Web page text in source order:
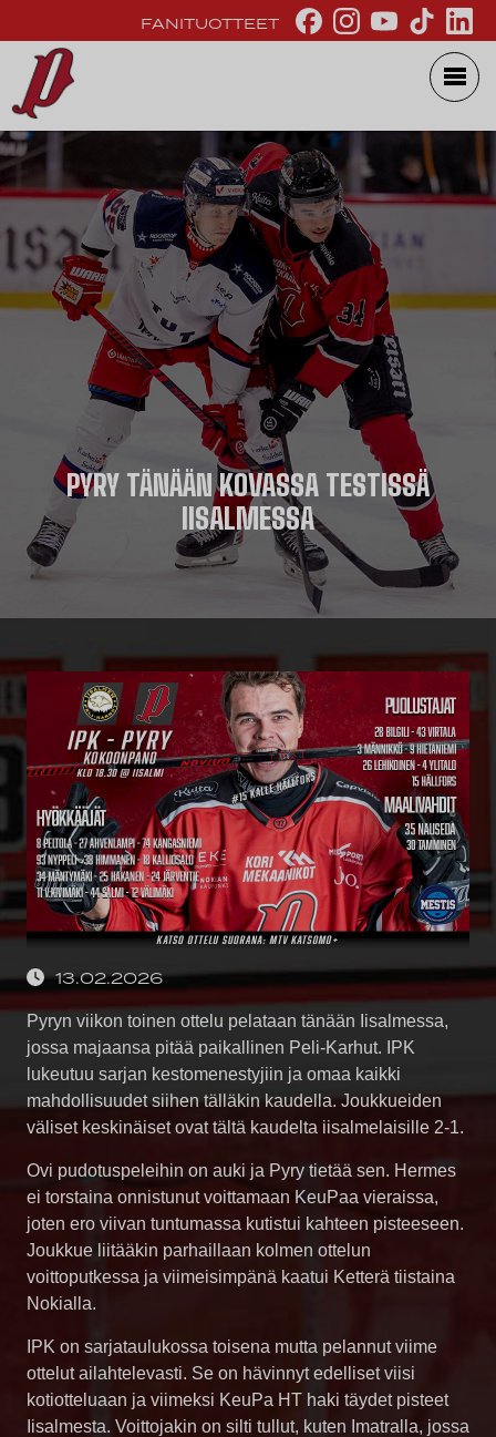
FANITUOTTEET
PYRY TÄNÄÄN KOVASSA TESTISSÄ
IISALMESSA
13.02.2026
Pyryn viikon toinen ottelu pelataan tänään Iisalmessa,
jossa majaansa pitää paikallinen Peli-Karhut. IPK
lukeutuu sarjan kestomenestyjiin ja omaa kaikki
mahdollisuudet siihen tälläkin kaudella. Joukkueiden
väliset keskinäiset ovat tältä kaudelta iisalmelaisille 2-1.
Ovi pudotuspeleihin on auki ja Pyry tietää sen. Hermes
ei torstaina onnistunut voittamaan KeuPaa vieraissa,
joten ero viivan tuntumassa kutistui kahteen pisteeseen.
Joukkue liitääkin parhaillaan kolmen ottelun
voittoputkessa ja viimeisimpänä kaatui Ketterä tiistaina
Nokialla.
IPK on sarjataulukossa toisena mutta pelannut viime
ottelut ailahtelevasti. Se on hävinnyt edelliset viisi
kotiotteluaan ja viimeksi KeuPa HT haki täydet pisteet
Iisalmesta. Voittojakin on silti tullut, kuten Imatralla, jossa